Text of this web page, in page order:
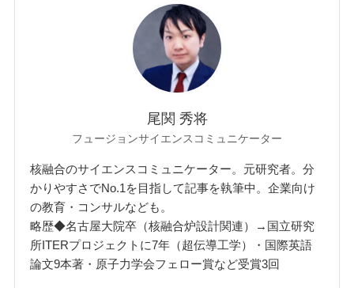
尾関 秀将
フュージョンサイエンスコミュニケーター
核融合のサイエンスコミュニケーター。元研究者。分
かりやすさでNo.1を目指して記事を執筆中。企業向け
の教育・コンサルなども。
略歴◆名古屋大院卒（核融合炉設計関連）→国立研究
所ITERプロジェクトに7年（超伝導工学）・国際英語
論文9本著・原子力学会フェロー賞など受賞3回